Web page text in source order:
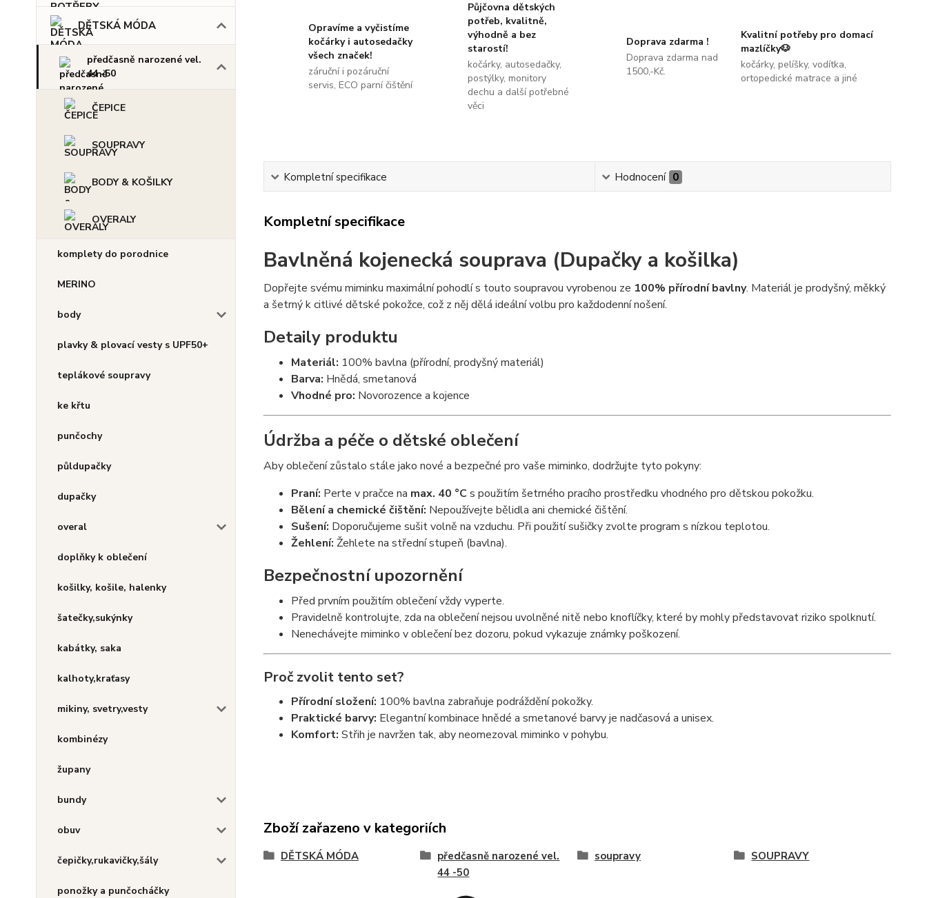
DĚTSKÁ MÓDA
předčasně narozené vel.
44 -50
ČEPICE
SOUPRAVY
BODY & KOŠILKY
OVERALY
komplety do porodnice
MERINO
body
plavky & plovací vesty s UPF50+
teplákové soupravy
ke křtu
punčochy
půldupačky
dupačky
overal
doplňky k oblečení
košilky, košile, halenky
šatečky,sukýnky
kabátky, saka
kalhoty,kraťasy
mikiny, svetry,vesty
kombinézy
župany
bundy
obuv
čepičky,rukavičky,šály
ponožky a punčocháčky
Opravíme a vyčistíme
kočárky i autosedačky
všech značek!
záruční i pozáruční
servis, ECO parní čištění
Půjčovna dětských
potřeb, kvalitně,
výhodně a bez
starostí!
kočárky, autosedačky,
postýlky, monitory
dechu a další potřebné
věci
Doprava zdarma !
Doprava zdarma nad
1500,-Kč.
Kvalitní potřeby pro domací
mazlíčky🐶
kočárky, pelíšky, vodítka,
ortopedické matrace a jiné
Kompletní specifikace Hodnocení 0
Kompletní specifikace
Bavlněná kojenecká souprava (Dupačky a košilka)
Dopřejte svému miminku maximální pohodlí s touto soupravou vyrobenou ze 100% přírodní bavlny. Materiál je prodyšný, měkký
a šetrný k citlivé dětské pokožce, což z něj dělá ideální volbu pro každodenní nošení.
Detaily produktu
Materiál: 100% bavlna (přírodní, prodyšný materiál)
Barva: Hnědá, smetanová
Vhodné pro: Novorozence a kojence
Údržba a péče o dětské oblečení
Aby oblečení zůstalo stále jako nové a bezpečné pro vaše miminko, dodržujte tyto pokyny:
Praní: Perte v pračce na max. 40 °C s použitím šetrného pracího prostředku vhodného pro dětskou pokožku.
Bělení a chemické čištění: Nepoužívejte bělidla ani chemické čištění.
Sušení: Doporučujeme sušit volně na vzduchu. Při použití sušičky zvolte program s nízkou teplotou.
Žehlení: Žehlete na střední stupeň (bavlna).
Bezpečnostní upozornění
Před prvním použitím oblečení vždy vyperte.
Pravidelně kontrolujte, zda na oblečení nejsou uvolněné nitě nebo knoflíčky, které by mohly představovat riziko spolknutí.
Nenechávejte miminko v oblečení bez dozoru, pokud vykazuje známky poškození.
Proč zvolit tento set?
Přírodní složení: 100% bavlna zabraňuje podráždění pokožky.
Praktické barvy: Elegantní kombinace hnědé a smetanové barvy je nadčasová a unisex.
Komfort: Střih je navržen tak, aby neomezoval miminko v pohybu.
Zboží zařazeno v kategoriích
DĚTSKÁ MÓDA
předčasně narozené vel.
44 -50
soupravy SOUPRAVY